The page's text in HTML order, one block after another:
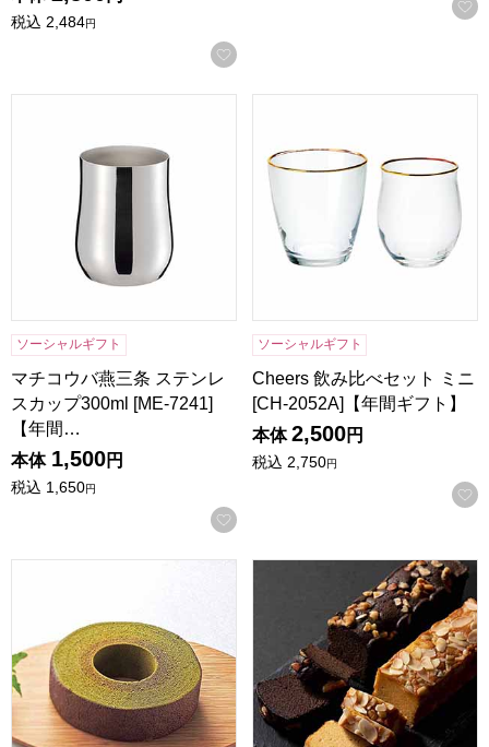
税込 2,484円
お気に入りに登録する
ソーシャルギフト
マチコウバ燕三条 ステンレ
スカップ300ml [ME-7241]
【年間…
本体 1,500円
税込 1,650円
お気に入りに登録する
ソーシャルギフト
Cheers 飲み比べセット ミニ
[CH-2052A]【年間ギフト】
本体 2,500円
税込 2,750円
京都 京寿楽庵 宇治抹茶バウム 舞[KJMK-12]【年間ギフト】
祇園きたざと パウンドケー